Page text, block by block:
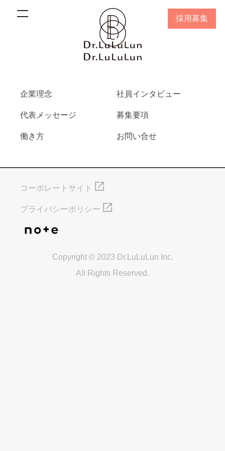
採用募集
企業理念
代表メッセージ
働き方
社員インタビュー
募集要項
お問い合せ
コーポレートサイト
プライバシーポリシー
Copyright © 2023 Dr.LuLuLun Inc.
All Rights Reserved.